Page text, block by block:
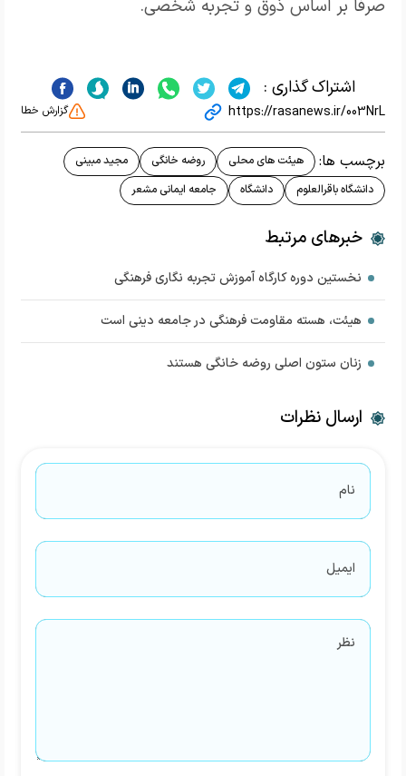
صرفاً بر اساس ذوق و تجربه شخصی.
اشتراک گذاری :
https://rasanews.ir/003NrL گزارش خطا
برچسب ها: هیئت های محلی روضه خانگی
مجید مبینی
دانشگاه باقرالعلوم
دانشگاه جامعه ایمانی مشعر
خبرهای مرتبط
نخستین دوره کارگاه آموزش تجربه نگاری فرهنگی
هیئت، هسته مقاومت فرهنگی در جامعه دینی است
زنان ستون اصلی روضه خانگی هستند
ارسال نظرات